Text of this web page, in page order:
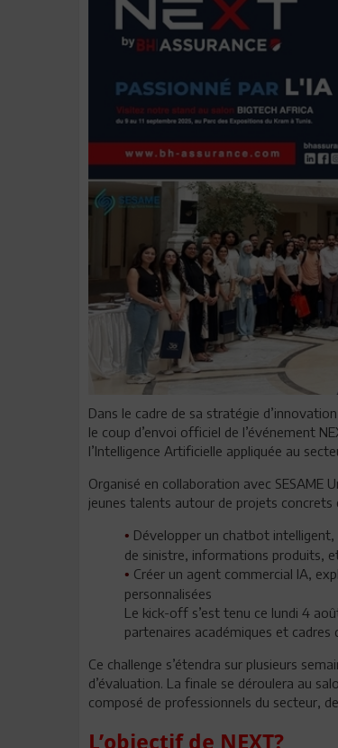
Dans le cadre de sa stratégie
le coup d’envoi officiel de l’événement
l’Intelligence Artificielle appliquée au
Organisé en collaboration avec SESAME
jeunes talents autour de projets concrets
• Développer un chatbot intelligent,
de sinistre, informations produits,
• Créer un agent commercial IA,
personnalisées
Le kick-off s’est tenu ce lundi 4
partenaires académiques et cadres
Ce challenge s’étendra sur plusieurs
d’évaluation. La finale se déroulera au
composé de professionnels du secteur,
L’objectif de NEXT?